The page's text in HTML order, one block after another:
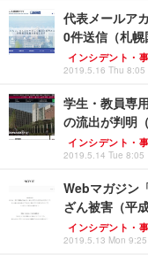
代表メールア
0件送信（札幌
インシデント・
2019.5.16 Thu 8:05
学生・教員専
の流出が判明
インシデント・
2019.5.14 Tue 8:05
Webマガジン
ざん被害（平
インシデント・
2019.5.13 Mon 9:25